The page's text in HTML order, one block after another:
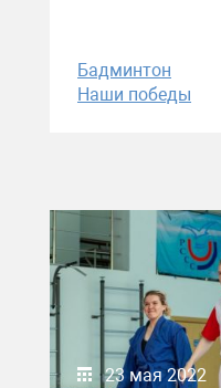
Бадминтон
Наши победы
23 мая 2022